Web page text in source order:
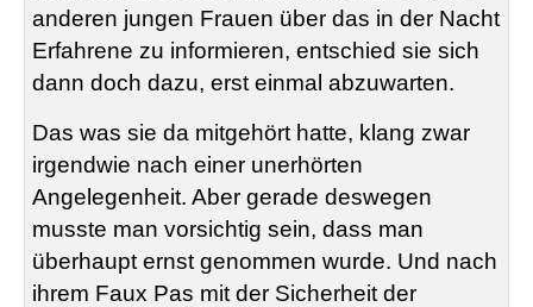
anderen jungen Frauen über das in der Nacht
Erfahrene zu informieren, entschied sie sich
dann doch dazu, erst einmal abzuwarten.
Das was sie da mitgehört hatte, klang zwar
irgendwie nach einer unerhörten
Angelegenheit. Aber gerade deswegen
musste man vorsichtig sein, dass man
überhaupt ernst genommen wurde. Und nach
ihrem Faux Pas mit der Sicherheit der